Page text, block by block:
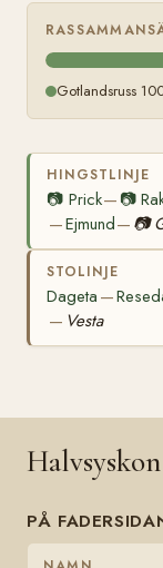
Gotlandsruss
HINGSTLINJE
📷 Prick— 📷
—Ejmund— 📷
STOLINJE
Dageta —
— Vesta
Halvsyskon
PÅ